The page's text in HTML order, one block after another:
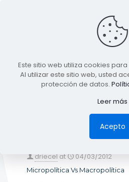
BLOG
TODA LA
Tags
driecel at 04/03/2012
Micropolítica Vs Macropolítica
Este sitio web utiliza cookies
Al utilizar este sitio web, usted
protección de datos.
Leer más
Acepto